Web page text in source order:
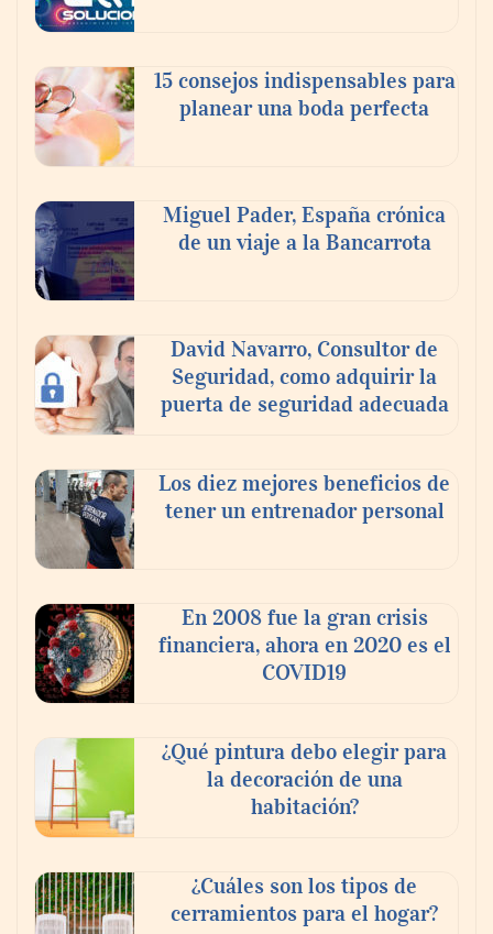
En el Día de la Cerveza, Grupo Modelo
mundo elige para reunirse: 7 de cada 10 la
escogen
compromiso para el eclipse solar del 12 de
agosto
‘El ransomware se puede vencer. No
Ricardo Palacio Escobar
15 consejos indispensables para
planear una boda perfecta
Miguel Pader, España crónica
de un viaje a la Bancarrota
David Navarro, Consultor de
Seguridad, como adquirir la
puerta de seguridad adecuada
Los diez mejores beneficios de
tener un entrenador personal
En 2008 fue la gran crisis
financiera, ahora en 2020 es el
COVID19
¿Qué pintura debo elegir para
la decoración de una
habitación?
¿Cuáles son los tipos de
cerramientos para el hogar?